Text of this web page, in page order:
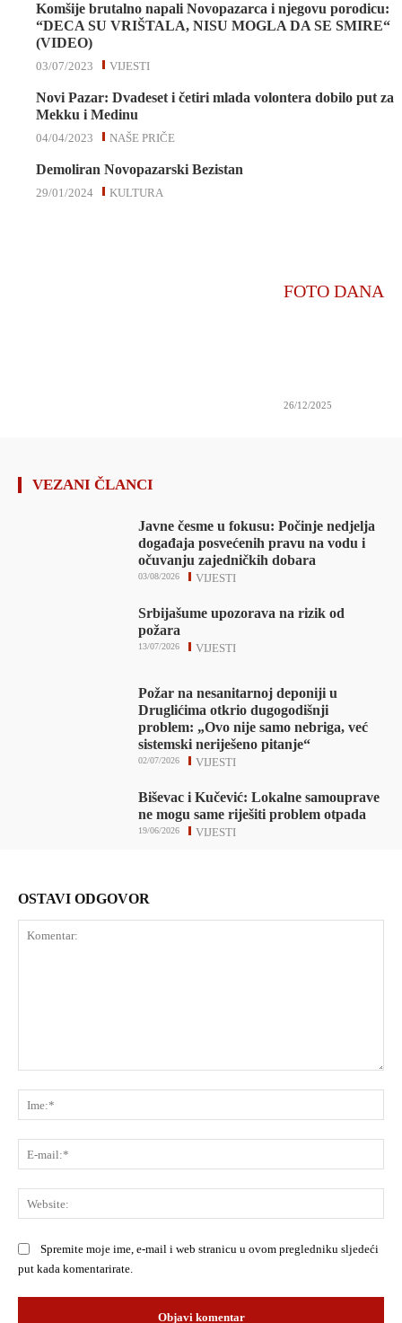
Komšije brutalno napali Novopazarca i njegovu porodicu:
“DECA SU VRIŠTALA, NISU MOGLA DA SE SMIRE“
(VIDEO)
VIJESTI
03/07/2023
Novi Pazar: Dvadeset i četiri mlada volontera dobilo put za
Mekku i Medinu
NAŠE PRIČE
04/04/2023
Demoliran Novopazarski Bezistan
KULTURA
29/01/2024
FOTO DANA
26/12/2025
VEZANI ČLANCI
Javne česme u fokusu: Počinje nedjelja
događaja posvećenih pravu na vodu i
očuvanju zajedničkih dobara
VIJESTI
03/08/2026
Srbijašume upozorava na rizik od
požara
VIJESTI
13/07/2026
Požar na nesanitarnoj deponiji u
Druglićima otkrio dugogodišnji
problem: „Ovo nije samo nebriga, već
sistemski neriješeno pitanje“
VIJESTI
02/07/2026
Biševac i Kučević: Lokalne samouprave
ne mogu same riješiti problem otpada
VIJESTI
19/06/2026
OSTAVI ODGOVOR
Spremite moje ime, e-mail i web stranicu u ovom pregledniku sljedeći
put kada komentarirate.